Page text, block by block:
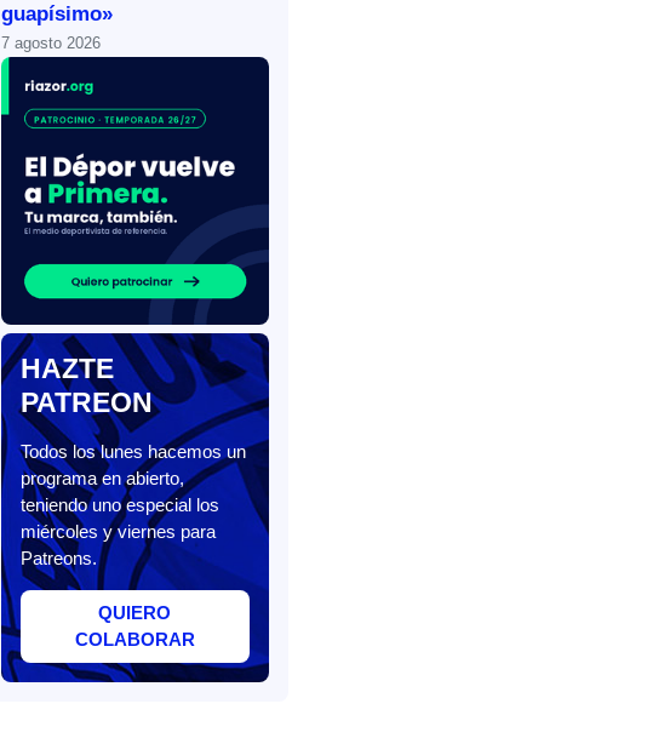
guapísimo»
7 agosto 2026
HAZTE
PATREON
Todos los lunes hacemos un
programa en abierto,
teniendo uno especial los
miércoles y viernes para
Patreons.
QUIERO
COLABORAR